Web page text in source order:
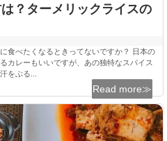
？ターメリックライスの
食べたくなるときってないですか？ 日本の
カレーもいいですが、あの独特なスパイス
をぶる...
Read more≫